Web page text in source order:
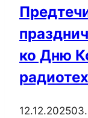
ко Дню
12.12.2025